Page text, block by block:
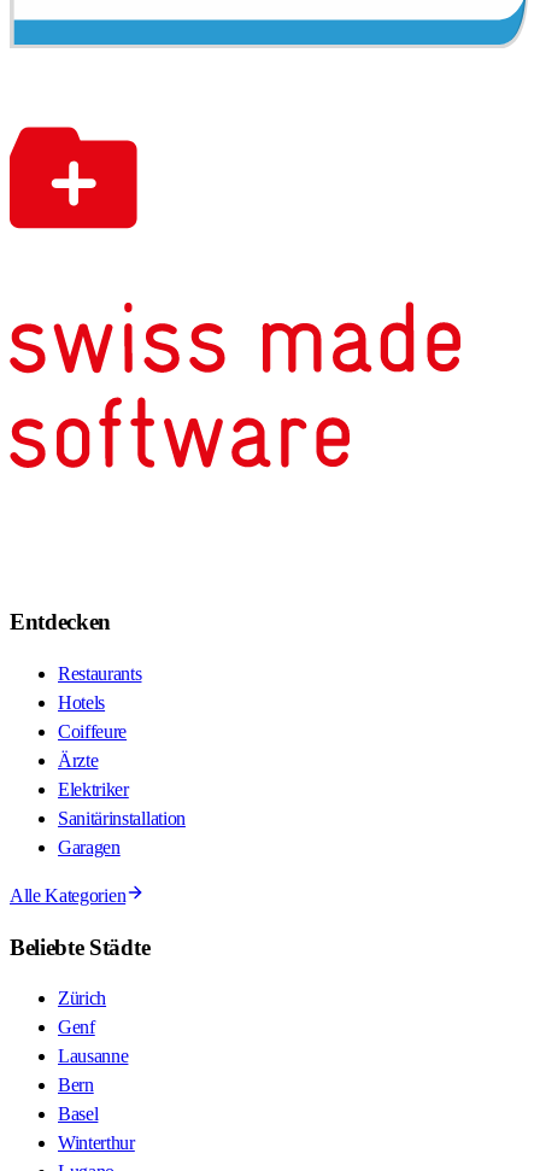
Entdecken
Restaurants
Hotels
Coiffeure
Ärzte
Elektriker
Sanitärinstallation
Garagen
Alle Kategorien
Beliebte Städte
Zürich
Genf
Lausanne
Bern
Basel
Winterthur